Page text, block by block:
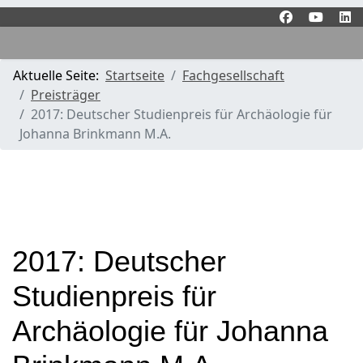
Aktuelle Seite: Startseite
Fachgesellschaft
Preisträger
2017: Deutscher Studienpreis für Archäologie für
Johanna Brinkmann M.A.
2017: Deutscher
Studienpreis für
Archäologie für Johanna